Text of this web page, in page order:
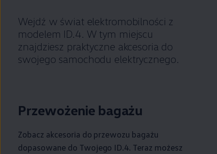
Wejdź w świat elektromobilności z
modelem ID.4. W tym miejscu
znajdziesz praktyczne akcesoria do
swojego samochodu elektrycznego.
Przewożenie bagażu
Zobacz akcesoria do przewozu bagażu
dopasowane do Twojego ID.4. Teraz możesz